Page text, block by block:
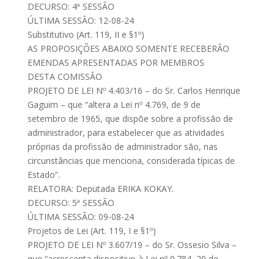
DECURSO: 4ª SESSÃO
ÚLTIMA SESSÃO: 12-08-24
Substitutivo (Art. 119, II e §1º)
AS PROPOSIÇÕES ABAIXO SOMENTE RECEBERÃO
EMENDAS APRESENTADAS POR MEMBROS
DESTA COMISSÃO
PROJETO DE LEI Nº 4.403/16 – do Sr. Carlos Henrique
Gaguim – que “altera a Lei nº 4.769, de 9 de
setembro de 1965, que dispõe sobre a profissão de
administrador, para estabelecer que as atividades
próprias da profissão de administrador são, nas
circunstâncias que menciona, considerada típicas de
Estado”.
RELATORA: Deputada ERIKA KOKAY.
DECURSO: 5ª SESSÃO
ÚLTIMA SESSÃO: 09-08-24
Projetos de Lei (Art. 119, I e §1º)
PROJETO DE LEI Nº 3.607/19 – do Sr. Ossesio Silva –